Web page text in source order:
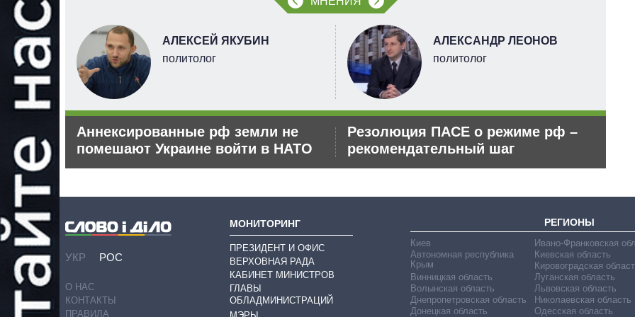
наук
АЛЕКСЕЙ ЯКУБИН
политолог
Аннексированные рф земли не
помешают Украине войти в НАТО
АЛЕКСАНДР ЛЕОНОВ
политолог
Резолюция ПАСЕ о режиме рф –
рекомендательный шаг
УКР РОС
О НАС
КОНТАКТЫ
ПРАВИЛА
МОНИТОРИНГ
ПРЕЗИДЕНТ И ОФИС
ВЕРХОВНАЯ РАДА
КАБИНЕТ МИНИСТРОВ
ГЛАВЫ
ОБЛАДМИНИСТРАЦИЙ
РЕГИОНЫ
Киев
Автономная республика
Крым
Винницкая область
Волынская область
Днепропетровская область
Донецкая область
Ивано-Франковская
Киевская область
Кировоградская
Луганская область
Львовская область
Николаевская область
Одесская область